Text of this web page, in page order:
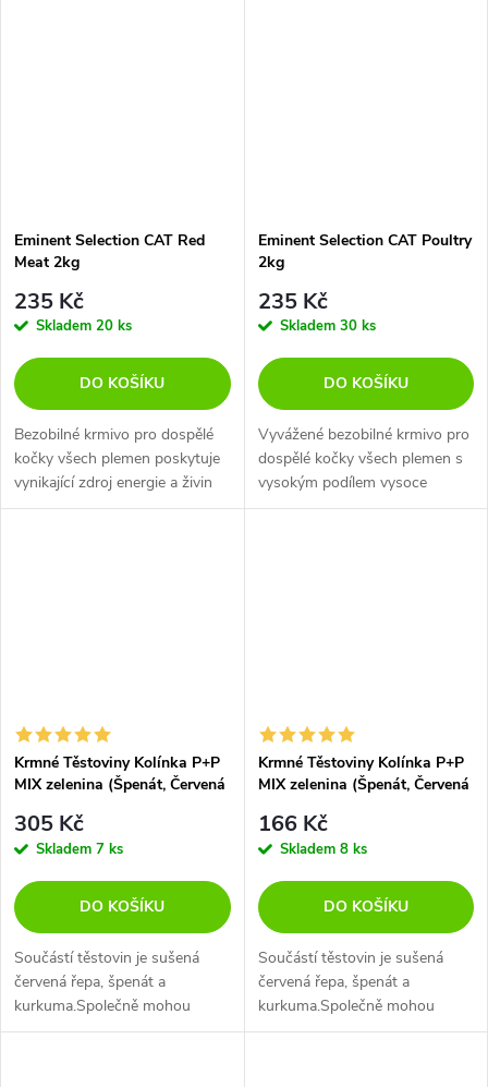
Eminent Selection CAT Red
Meat 2kg
235 Kč
Skladem 20 ks
DO KOŠÍKU
Bezobilné krmivo pro dospělé
kočky všech plemen poskytuje
vynikající zdroj energie a živin
pro silné svaly, vitalitu a
Eminent Selection CAT Poultry
2kg
235 Kč
Skladem 30 ks
DO KOŠÍKU
Vyvážené bezobilné krmivo pro
dospělé kočky všech plemen s
vysokým podílem vysoce
kvalitních živočišných bílkovin,
Krmné Těstoviny Kolínka P+P
MIX zelenina (Špenát, Červená
305 Kč
Skladem 7 ks
DO KOŠÍKU
Součástí těstovin je sušená
červená řepa, špenát a
kurkuma.Společně mohou
pomoci lépe vybalancovat
Krmné Těstoviny Kolínka P+P
MIX zelenina (Špenát, Červená
166 Kč
Skladem 8 ks
DO KOŠÍKU
Součástí těstovin je sušená
červená řepa, špenát a
kurkuma.Společně mohou
pomoci lépe vybalancovat